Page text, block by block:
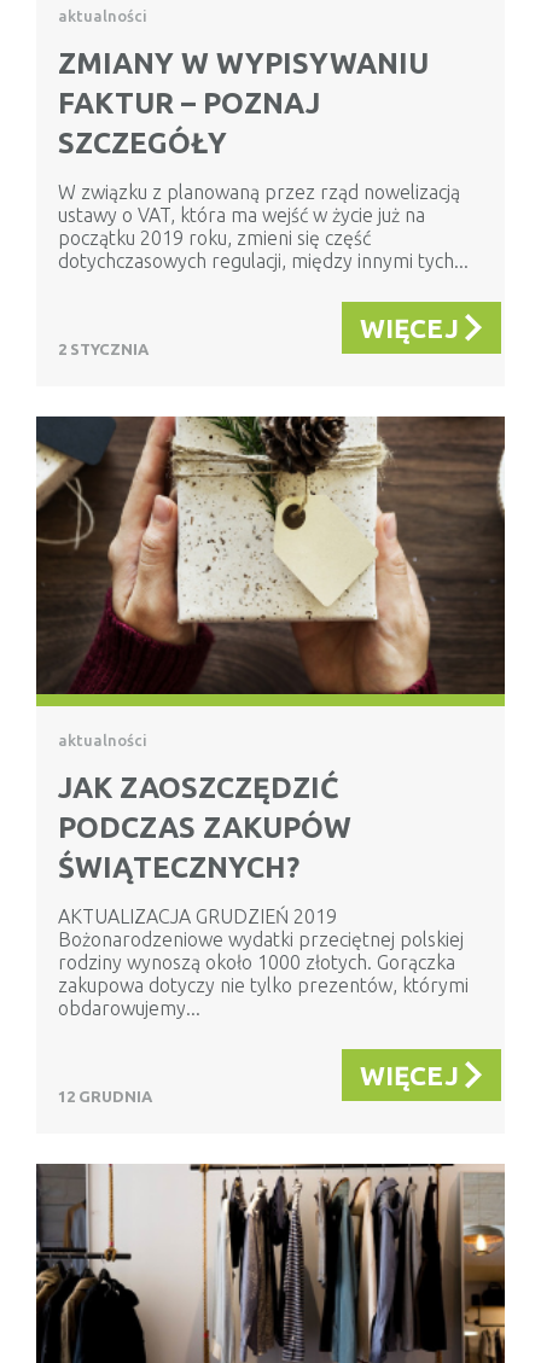
aktualności
ZMIANY W WYPISYWANIU
FAKTUR – POZNAJ
SZCZEGÓŁY
W związku z planowaną przez rząd nowelizacją
ustawy o VAT, która ma wejść w życie już na
początku 2019 roku, zmieni się część
dotychczasowych regulacji, między innymi tych...
2 STYCZNIA
WIĘCEJ
aktualności
JAK ZAOSZCZĘDZIĆ
PODCZAS ZAKUPÓW
ŚWIĄTECZNYCH?
AKTUALIZACJA GRUDZIEŃ 2019
Bożonarodzeniowe wydatki przeciętnej polskiej
rodziny wynoszą około 1000 złotych. Gorączka
zakupowa dotyczy nie tylko prezentów, którymi
obdarowujemy...
12 GRUDNIA
WIĘCEJ